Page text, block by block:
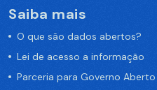
Saiba mais
O que são dados abertos?
Lei de acesso a informação
Parceria para Governo Aberto